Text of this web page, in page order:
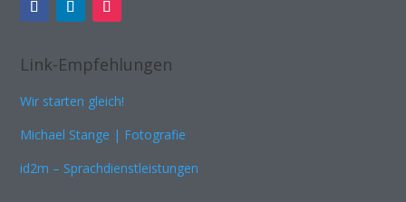
Link-Empfehlungen
Wir starten gleich!
Michael Stange | Fotografie
id2m – Sprachdienstleistungen